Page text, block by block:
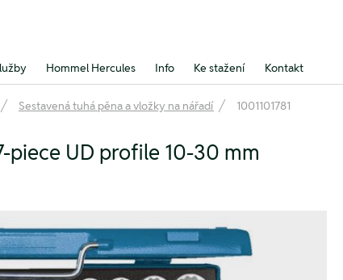
Hommel Hercules Info Ke stažení Kontakt
Sestavená tuhá pěna a vložky na nářadí 1001101781
piece UD profile 10-30 mm